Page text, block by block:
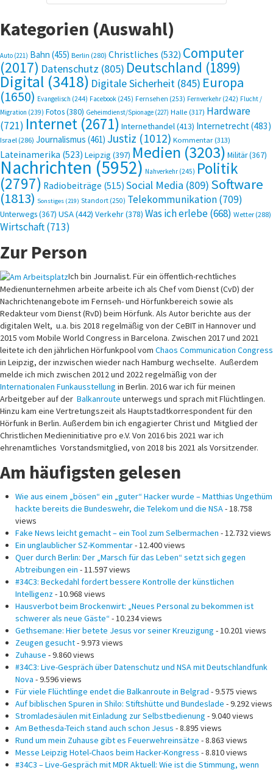
Kategorien (Auswahl)
Auto (221) Bahn (455) Berlin (280) Christliches (532) Computer
(2017) Datenschutz (805) Deutschland (1899)
Digital (3418) Digitale Sicherheit (845) Europa
(1650) Evangelisch (244) Facebook (245) Fernsehen (253) Fernverkehr (242) Flucht /
Migration (239) Fotos(380) Geheimdienst/Spionage (227) Halle(317) Hardware
(721) Internet (2671) Internethandel (413) Internetrecht (483)
Israel (286) Journalismus (461) Justiz (1012) Kommentar(313)
Lateinamerika (523) Leipzig (397) Medien (3203) Militär(367)
Nachrichten(5952) Nahverkehr (245) Politik
(2797) Radiobeiträge (515) Social Media (809) Software
(1813) Sonstiges (219) Standort (250) Telekommunikation(709)
Unterwegs(367) USA(442) Verkehr(378) Was ich erlebe(668) Wetter (288)
Wirtschaft(713)
Zur Person
Ich bin Journalist. Für ein öffentlich-rechtliches
Medienunternehmen arbeite arbeite ich als Chef vom Dienst (CvD) der
Nachrichtenangebote im Fernseh- und Hörfunkbereich sowie als
Redakteur vom Dienst (RvD) beim Hörfunk. Als Autor berichte aus der
digitalen Welt, u.a. bis 2018 regelmäßig von der CeBIT in Hannover und
2015 vom Mobile World Congress in Barcelona. Zwischen 2017 und 2021
leitete ich den jährlichen Hörfunkpool vom Chaos Communication Congress
in Leipzig, der inzwischen wieder nach Hamburg wechselte. Außerdem
melde ich mich zwischen 2012 und 2022 regelmäßig von der
Internationalen Funkausstellung in Berlin. 2016 war ich für meinen
Arbeitgeber auf der Balkanroute unterwegs und sprach mit Flüchtlingen.
Hinzu kam eine Vertretungszeit als Hauptstadtkorrespondent für den
Hörfunk in Berlin. Außerdem bin ich engagierter Christ und Mitglied der
Christlichen Medieninitiative pro e.V. Von 2016 bis 2021 war ich
ehrenamtliches Vorstandsmitglied, von 2018 bis 2021 als Vorsitzender.
Am häufigsten gelesen
Wie aus einem „bösen“ ein „guter“ Hacker wurde – Matthias Ungethüm
hackte bereits die Bundeswehr, die Telekom und die NSA- 18.758
views
Fake News leicht gemacht – ein Tool zum Selbermachen - 12.732 views
Ein unglaublicher SZ-Kommentar- 12.400 views
Quer durch Berlin: Der „Marsch für das Leben“ setzt sich gegen
Abtreibungen ein - 11.597 views
#34C3: Beckedahl fordert bessere Kontrolle der künstlichen
Intelligenz- 10.968 views
Hausverbot beim Brockenwirt: „Neues Personal zu bekommen ist
schwerer als neue Gäste“- 10.234 views
Gethsemane: Hier betete Jesus vor seiner Kreuzigung - 10.201 views
Zeugen gesucht- 9.973 views
Zuhause - 9.860 views
#34C3: Live-Gespräch über Datenschutz und NSA mit Deutschlandfunk
Nova - 9.596 views
Für viele Flüchtlinge endet die Balkanroute in Belgrad - 9.575 views
Auf biblischen Spuren in Shilo: Stiftshütte und Bundeslade - 9.292 views
Stromladesäulen mit Einladung zur Selbstbedienung - 9.040 views
Am Bethesda-Teich stand auch schon Jesus - 8.895 views
Rund um mein Zuhause gibt es Feuerwehreinsätze - 8.863 views
Messe Leipzig Hotel-Chaos beim Hacker-Kongress - 8.810 views
#34C3 – Live-Gespräch mit MDR Aktuell: Wie ist die Stimmung, wenn